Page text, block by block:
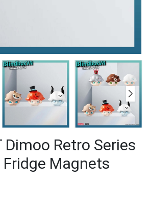
Dimoo Retro Series
Fridge Magnets